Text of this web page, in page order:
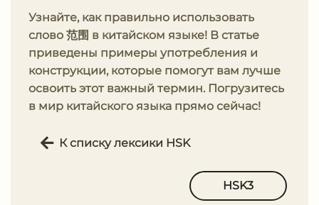
Узнайте, как правильно использовать
слово 范围 в китайском языке! В статье
приведены примеры употребления и
конструкции, которые помогут вам лучше
освоить этот важный термин. Погрузитесь
в мир китайского языка прямо сейчас!
К списку лексики HSK
HSK3